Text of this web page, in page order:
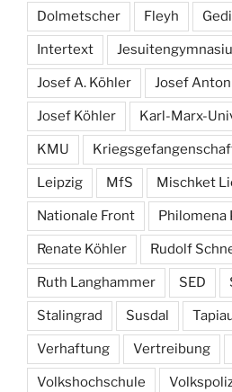
Dolmetscher Fleyh
Intertext
Josef A. Köhler Josef
Josef Köhler Karl-Marx-
KMU
Leipzig MfS Mischket
Nationale Front Philomena
Renate Köhler Rudolf
Ruth Langhammer SED
Stalingrad Susdal
Verhaftung Vertreibung
Volkshochschule